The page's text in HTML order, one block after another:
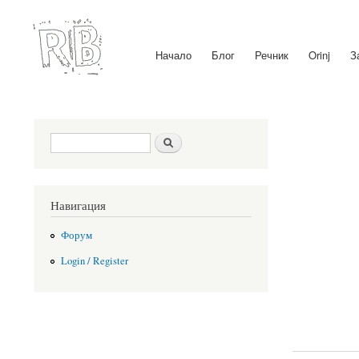
Main menu Начало Блог Речник Orinj
Search form
Навигация
Форум
Login / Register